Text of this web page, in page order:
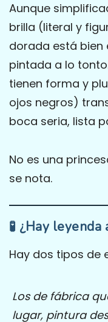
Aunque
brilla (literal y
dorada está bien
pintada a lo
tienen forma y
ojos negros)
boca seria, lista
No es una
se nota.
🧪 ¿Hay leyenda
Hay dos tipos de
Los de fábrica
lugar, pintura